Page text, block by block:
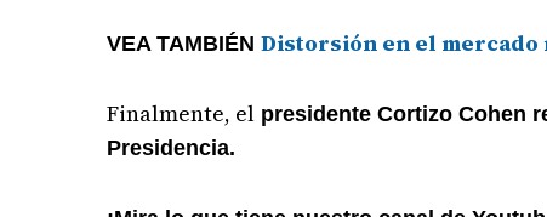
VEA TAMBIÉNDistorsión en el mercado
Finalmente, el presidente Cortizo Cohen
Presidencia.